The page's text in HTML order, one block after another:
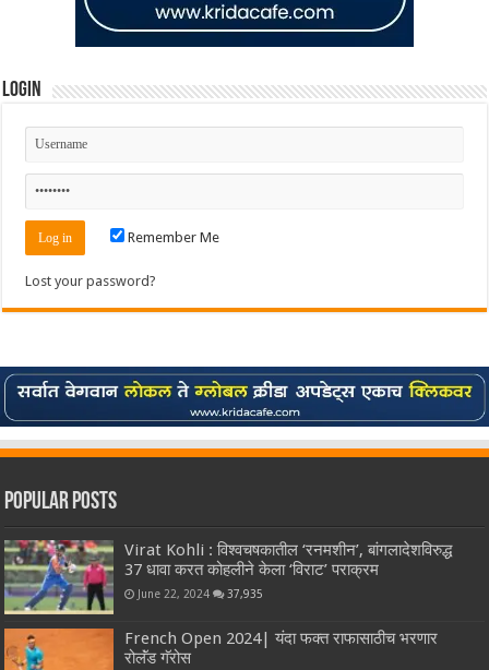
Login
Remember Me
Lost your password?
Popular Posts
Virat Kohli : विश्वचषकातील ‘रनमशीन’, बांगलादेशविरुद्ध
37 धावा करत कोहलीने केला ‘विराट’ पराक्रम
June 22, 2024 37,935
French Open 2024| यंदा फक्त राफासाठीच भरणार
रोलॅंड गॅरोस